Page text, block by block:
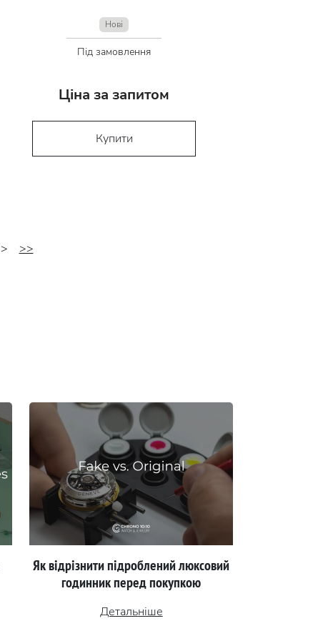
Нові
Під замовлення
Ціна за запитом
Купити
> >>
Як відрізнити підроблений люксовий
годинник перед покупкою
Детальніше